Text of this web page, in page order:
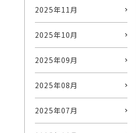
2025年11月
2025年10月
2025年09月
2025年08月
2025年07月